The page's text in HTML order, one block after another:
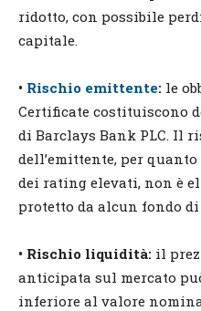
ridotto, con possibile
capitale.
• Rischio emittente: le
Certificate costituiscono
di Barclays Bank PLC. Il
dell’emittente, per
dei rating elevati, non è
protetto da alcun fondo
• Rischio liquidità: il
anticipata sul mercato
inferiore al valore